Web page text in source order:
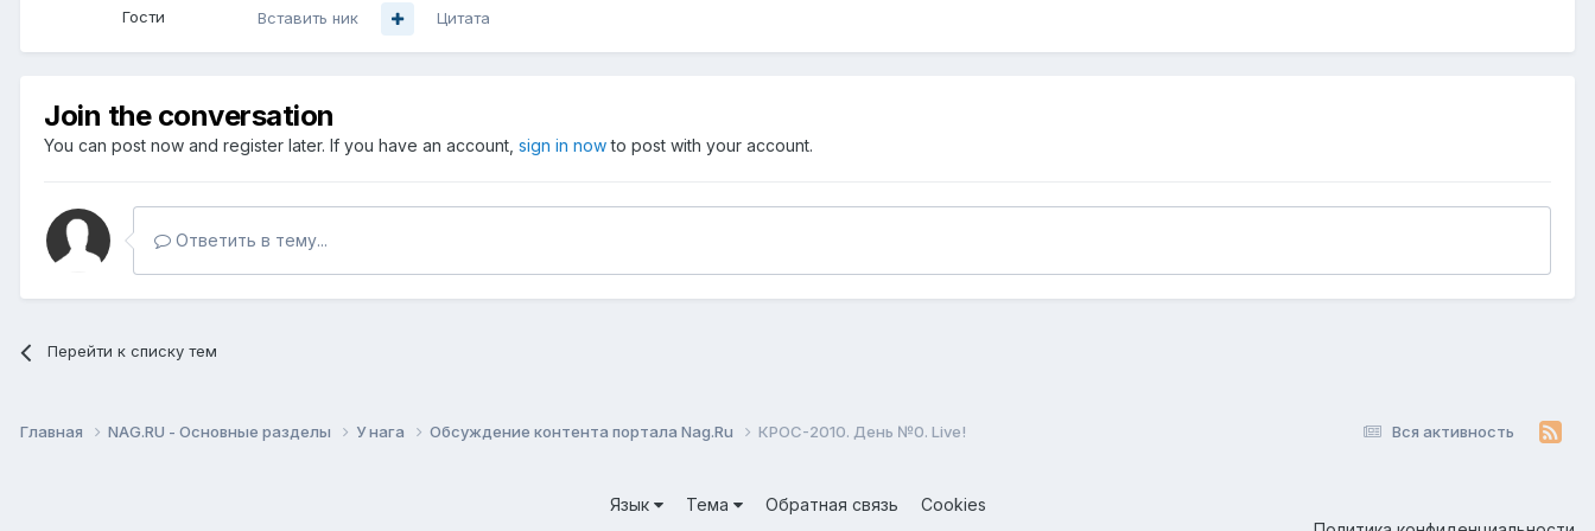
Гости Вставить ник Цитата
Join the conversation
You can post now and register later. If you have an account, sign in nowto post with your account.
Ответить в тему...
Перейти к списку тем
Вся активность
Главная NAG.RU - Основные разделы У нага Обсуждение контента портала Nag.Ru КРОС-2010. День №0. Live!
Язык Тема Обратная связь
Cookies